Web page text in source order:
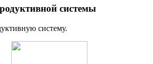
системы
систему.